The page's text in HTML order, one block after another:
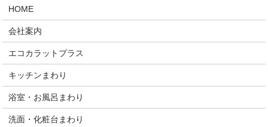
HOME
会社案内
エコカラットプラス
キッチンまわり
浴室・お風呂まわり
洗面・化粧台まわり